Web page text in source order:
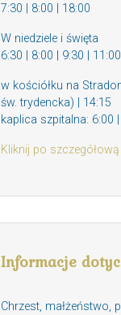
7:30 | 8:00 | 18:00
W niedziele i święta
6:30 | 8:00 | 9:30 |
w kościółku na
św. trydencka) | 14:15
kaplica szpitalna: 6:00
Kliknij po
Informacje
Chrzest, małżeństwo,